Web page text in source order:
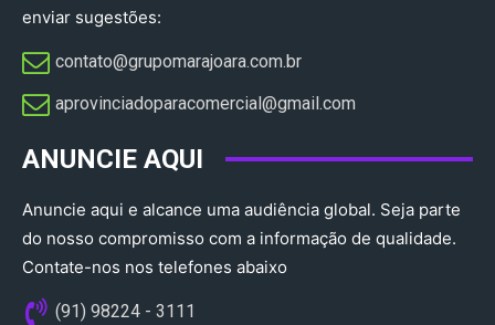
enviar sugestões:
contato@grupomarajoara.com.br
aprovinciadoparacomercial@gmail.com​
ANUNCIE AQUI
Anuncie aqui e alcance uma audiência global. Seja parte
do nosso compromisso com a informação de qualidade.
Contate-nos nos telefones abaixo
(91) 98224 - 3111